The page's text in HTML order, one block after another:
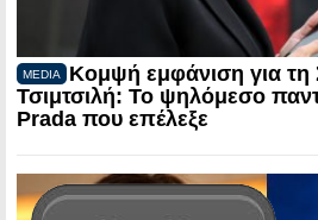
MEDIA
Κομψή εμφάνιση για τη
Τσιμτσιλή: Το ψηλόμεσο
Prada που επέλεξε